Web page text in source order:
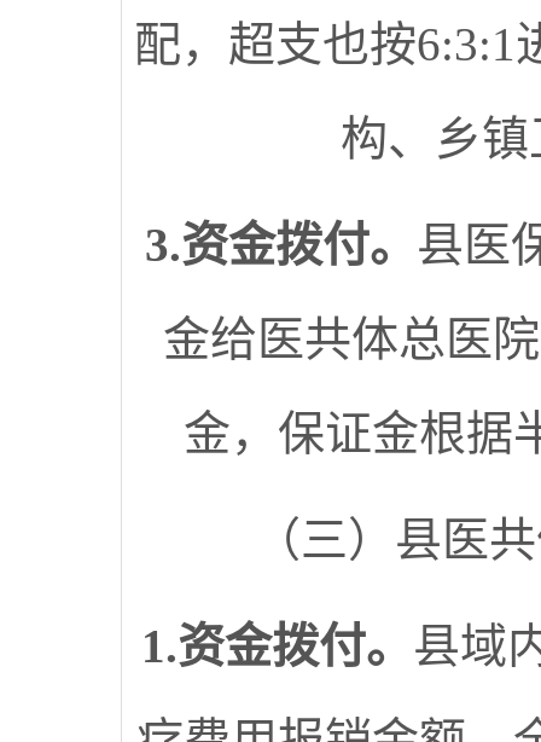
配，超支也按6:3:1
构、乡
3.资金拨付。 县医
金给医共体总医
金，保证金根据
（三）县医
1.资金拨付。 县域